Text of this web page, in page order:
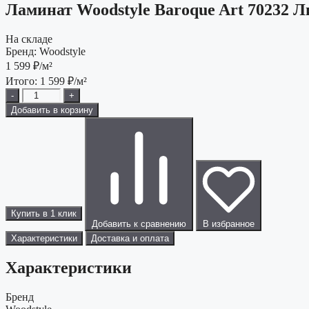
Ламинат Woodstyle Baroque Art 70232
На складе
Бренд: Woodstyle
1 599 ₽/м²
Итого: 1 599 ₽/м²
-
+
Добавить в корзину
Купить в 1 клик
Добавить к сравнению
В избранное
Характеристики
Доставка и оплата
Характеристики
Бренд